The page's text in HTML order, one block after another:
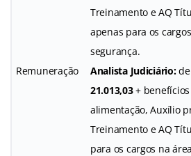
Remuneração
Treinamento e AQ
apenas para os
segurança.
Analista Judiciário:de
21.013,03+ benefícios
alimentação, Auxílio
Treinamento e AQ
para os cargos na